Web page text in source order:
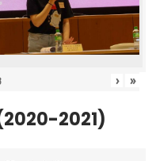
› »
2021)